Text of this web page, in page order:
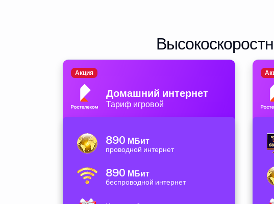
Домашний интернет
Тариф игровой
Акция
890 МБит
проводной интернет
890 МБит
беспроводной интернет